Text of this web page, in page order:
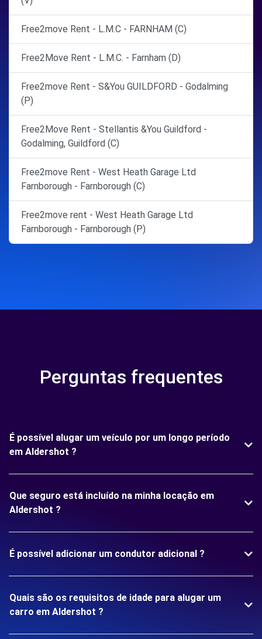
Free2move Rent - L.M.C - FARNHAM (C)
Free2Move Rent - L.M.C. - Farnham (D)
Free2move Rent - S&You GUILDFORD - Godalming
(P)
Free2Move Rent - Stellantis &You Guildford -
Godalming, Guildford (C)
Free2move Rent - West Heath Garage Ltd
Farnborough - Farnborough (C)
Free2move rent - West Heath Garage Ltd
Farnborough - Farnborough (P)
Perguntas frequentes
É possível alugar um veículo por um longo período
em Aldershot ?
Que seguro está incluído na minha locação em
Aldershot ?
É possível adicionar um condutor adicional ?
Quais são os requisitos de idade para alugar um
carro em Aldershot ?